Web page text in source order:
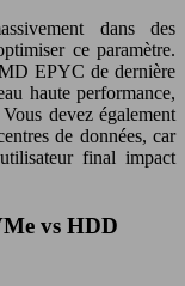
dans des
ce paramètre.
EPYC de dernière
haute performance,
devez également
de données, car
final impact
vs HDD